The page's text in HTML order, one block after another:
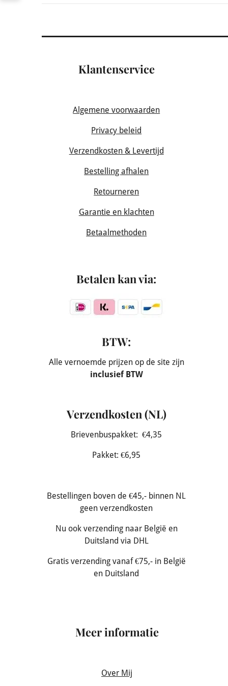
Klantenservice
Algemene voorwaarden
Privacy beleid
Verzendkosten & Levertijd
Bestelling afhalen
Retourneren
Garantie en klachten
Betaalmethoden
Betalen kan via:
BTW:
Alle vernoemde prijzen op de site zijn
inclusief BTW
Verzendkosten (NL)
Brievenbuspakket: €4,35
Pakket: €6,95
Bestellingen boven de €45,- binnen NL
geen verzendkosten
Nu ook verzending naar België en
Duitsland via DHL
Gratis verzending vanaf €75,- in België
en Duitsland
Meer informatie
Over Mij